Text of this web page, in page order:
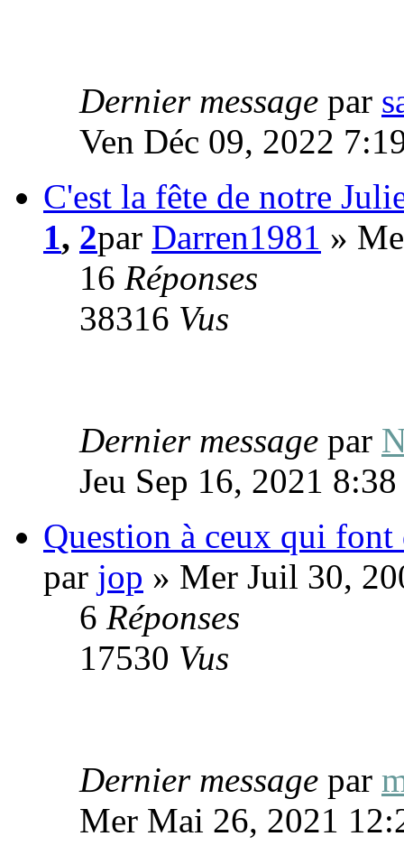
Dernier message par
Ven Déc 09, 2022
C'est la fête de notre
1, 2par Darren1981 »
16 Réponses
38316 Vus
Dernier message par
Jeu Sep 16, 2021 8:38
Question à ceux qui
par jop » Mer Juil 30,
6 Réponses
17530 Vus
Dernier message par
Mer Mai 26, 2021